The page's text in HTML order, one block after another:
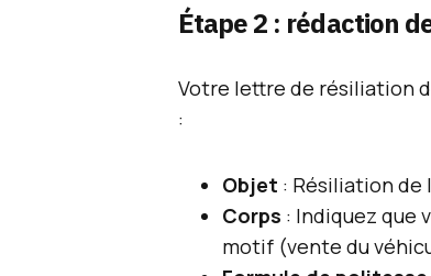
Étape 2 : rédaction
Votre lettre de résiliation
:
Objet : Résiliation de
Corps : Indiquez que
motif (vente du